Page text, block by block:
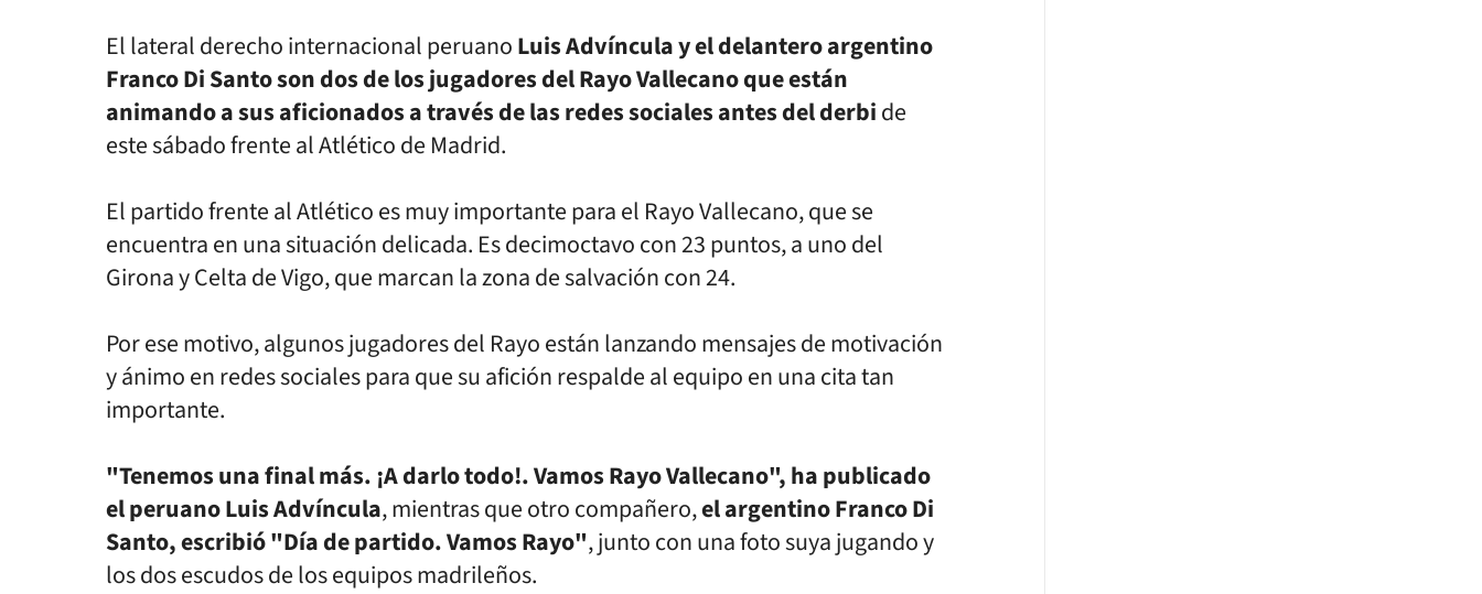
El lateral derecho internacional peruanoLuisAdvíncula y el delantero argentino
Franco Di Santo son dos de los jugadores del Rayo Vallecano que están
animando a sus aficionados a través de lasredes sociales antes del derbide
este sábado frente al Atlético de Madrid.
El partido frente al Atlético es muy importante para el Rayo Vallecano,que se
encuentra en una situación delicada. Es decimoctavo con 23 puntos,a uno del
Girona y Celta de Vigo, que marcan la zona de salvación con24.
Por ese motivo, algunos jugadores del Rayo están lanzando mensajesde motivación
y ánimo en redes sociales para que su afición respaldeal equipo en una cita tan
importante.
"Tenemos una final más. ¡A darlo todo!. Vamos Rayo Vallecano", hapublicado
el peruano Luis Advíncula, mientras que otro compañero,elargentino Franco Di
Santo, escribió "Día de partido. Vamos Rayo", juntocon una foto suya jugando y
los dos escudos de los equipos madrileños.